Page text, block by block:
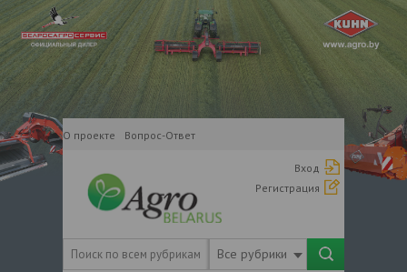
О проекте Вопрос-Ответ
Вход
Регистрация
Все рубрики